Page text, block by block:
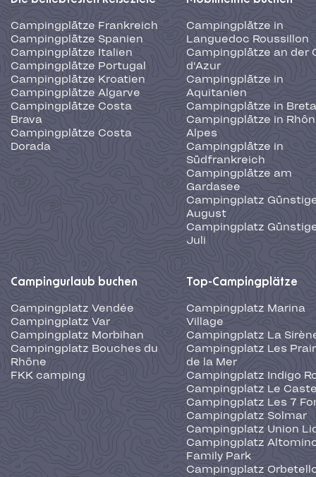
Campingplätze Frankreich
Campingplätze Spanien
Campingplätze Italien
Campingplätze Portugal
Campingplätze Kroatien
Campingplätze Algarve
Campingplätze Costa
Brava
Campingplätze Costa
Dorada
Campingplätze in
Languedoc Roussillon
Campingplätze an der
d'Azur
Campingplätze in
Aquitanien
Campingplätze in
Campingplätze in
Alpes
Campingplätze in
Südfrankreich
Campingplätze am
Gardasee
Campingplatz
August
Campingplatz
Juli
Campingurlaub buchen
Campingplatz Vendée
Campingplatz Var
Campingplatz Morbihan
Campingplatz Bouches du
Rhône
FKK camping
Top-Campingplätze
Campingplatz Marina
Village
Campingplatz La
Campingplatz Les
de la Mer
Campingplatz Indigo
Campingplatz Le
Campingplatz Les 7
Campingplatz Solmar
Campingplatz Union
Campingplatz
Family Park
Campingplatz